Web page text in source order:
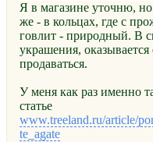
Я в магазине уточню,
же - в кольцах, где с
говлит - природный. В
украшения,
продаваться.
У меня как раз именно
статье
www.treeland.ru/article/
te_agate